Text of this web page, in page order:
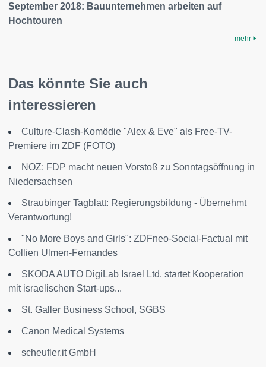
September 2018: Bauunternehmen arbeiten auf
Hochtouren
mehr
Das könnte Sie auch
interessieren
Culture-Clash-Komödie "Alex & Eve" als Free-TV-
Premiere im ZDF (FOTO)
NOZ: FDP macht neuen Vorstoß zu Sonntagsöffnung in
Niedersachsen
Straubinger Tagblatt: Regierungsbildung - Übernehmt
Verantwortung!
"No More Boys and Girls": ZDFneo-Social-Factual mit
Collien Ulmen-Fernandes
SKODA AUTO DigiLab Israel Ltd. startet Kooperation
mit israelischen Start-ups...
St. Galler Business School, SGBS
Canon Medical Systems
scheufler.it GmbH